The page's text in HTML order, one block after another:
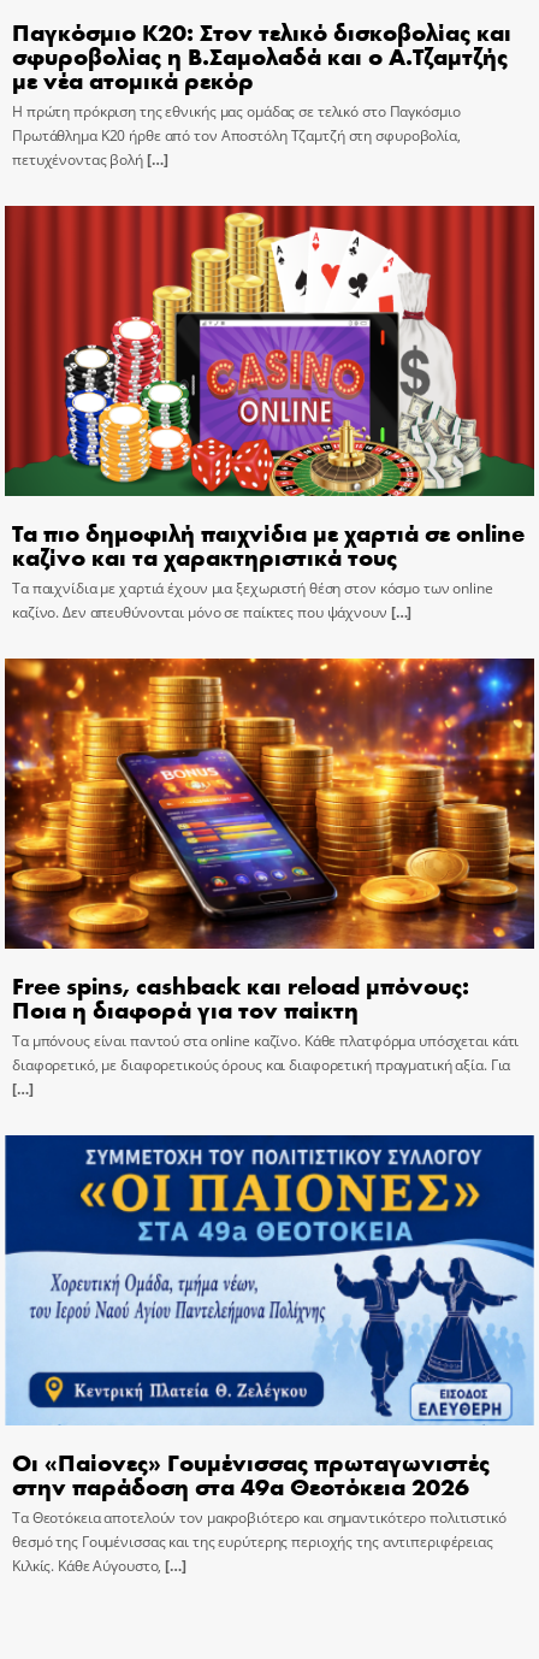
Παγκόσμιο Κ20: Στον τελικό δισκοβολίας και
σφυροβολίας η Β.Σαμολαδά και ο Α.Τζαμτζής
με νέα ατομικά ρεκόρ
Η πρώτη πρόκριση της εθνικής μας ομάδας σε τελικό στο Παγκόσμιο
Πρωτάθλημα Κ20 ήρθε από τον Αποστόλη Τζαμτζή στη σφυροβολία,
πετυχένοντας βολή[…]
Τα πιο δημοφιλή παιχνίδια με χαρτιά σε online
καζίνο και τα χαρακτηριστικά τους
Τα παιχνίδια με χαρτιά έχουν μια ξεχωριστή θέση στον κόσμο των online
καζίνο. Δεν απευθύνονται μόνο σε παίκτες που ψάχνουν […]
Free spins, cashback και reload μπόνους:
Ποια η διαφορά για τον παίκτη
Τα μπόνους είναι παντού στα online καζίνο. Κάθε πλατφόρμα υπόσχεται κάτι
διαφορετικό, με διαφορετικούς όρους και διαφορετική πραγματική αξία. Για
[…]
Οι «Παίονες» Γουμένισσας πρωταγωνιστές
στην παράδοση στα 49α Θεοτόκεια 2026
Τα Θεοτόκεια αποτελούν τον μακροβιότερο και σημαντικότερο πολιτιστικό
θεσμό της Γουμένισσας και της ευρύτερης περιοχής της αντιπεριφέρειας
Κιλκίς. Κάθε Αύγουστο, […]